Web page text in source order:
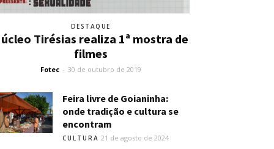
DESTAQUE
Tirésias realiza 1ª mostra de
filmes
Fotec - 30 de outubro de 2019
Feira livre de Goianinha:
onde tradição e cultura se
encontram
CULTURA 21 de agosto de 2024